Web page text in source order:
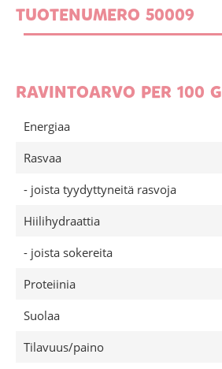
TUOTENUMERO 50009
RAVINTOARVO PER 100 G
Energiaa
Rasvaa
- joista tyydyttyneitä rasvoja
Hiilihydraattia
- joista sokereita
Proteiinia
Suolaa
Tilavuus/paino